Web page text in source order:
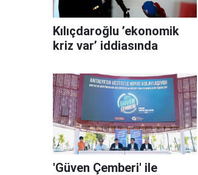
Kılıçdaroğlu ’ekonomik
kriz var’ iddiasında
'Güven Çemberi' ile